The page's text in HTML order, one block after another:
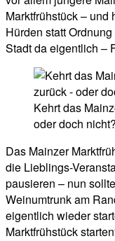
Marktfrühstück –
Hürden statt
Stadt da eigentlich –
Kehrt das
oder doch
Das Mainzer
die Lieblings-
pausieren – nun
Weinumtrunk am
eigentlich wieder
Marktfrühstück